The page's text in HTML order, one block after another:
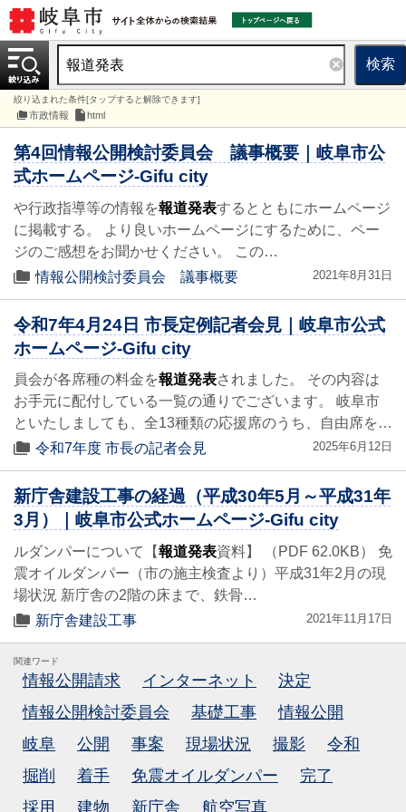
検索
絞り込まれた条件[タップすると解除できます]
市政情報 html
第4回情報公開検討委員会 議事概要｜岐阜市公
式ホームページ-Gifu city
や行政指導等の情報を報道発表するとともにホームページ
に掲載する。 より良いホームページにするために、ペー
ジのご感想をお聞かせください。 この…
情報公開検討委員会 議事概要
2021年8月31日
令和7年4月24日 市長定例記者会見｜岐阜市公式
ホームページ-Gifu city
員会が各席種の料金を報道発表されました。 その内容は
お手元に配付している一覧の通りでございます。 岐阜市
といたしましても、全13種類の応援席のうち、自由席を…
令和7年度 市長の記者会見
2025年6月12日
新庁舎建設工事の経過（平成30年5月～平成31年
3月）｜岐阜市公式ホームページ-Gifu city
ルダンパーについて【報道発表資料】 （PDF 62.0KB） 免
震オイルダンパー（市の施主検査より）平成31年2月の現
場状況 新庁舎の2階の床まで、鉄骨…
新庁舎建設工事
2021年11月17日
関連ワード
情報公開請求 インターネット
決定
情報公開検討委員会
基礎工事
情報公開
岐阜
公開 事案 現場状況 撮影
令和
掘削
着手 免震オイルダンパー
完了
採用
建物 新庁舎 航空写真